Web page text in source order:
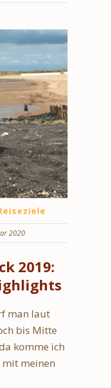
2020
2019:
man laut
bis Mitte
komme ich
mit meinen